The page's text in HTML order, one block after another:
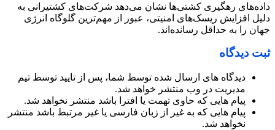
داده‌های رهگیری کشتی‌ها نشان می‌دهد شرکت‌های کشتیرانی به
دلیل افزایش ریسک‌های امنیتی، عبور از مهم‌ترین گلوگاه انرژی
جهان را به حداقل رسانده‌اند.
ثبت دیدگاه
دیدگاه های ارسال شده توسط شما، پس از تایید توسط تیم
مدیریت در وب منتشر خواهد شد.
پیام هایی که حاوی تهمت یا افترا باشد منتشر نخواهد شد.
پیام هایی که به غیر از زبان فارسی یا غیر مرتبط باشد منتشر
نخواهد شد.